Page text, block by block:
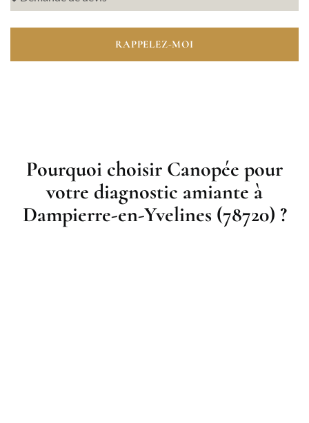
RAPPELEZ-MOI
Pourquoi choisir Canopée pour
votre diagnostic amiante à
Dampierre-en-Yvelines (78720) ?